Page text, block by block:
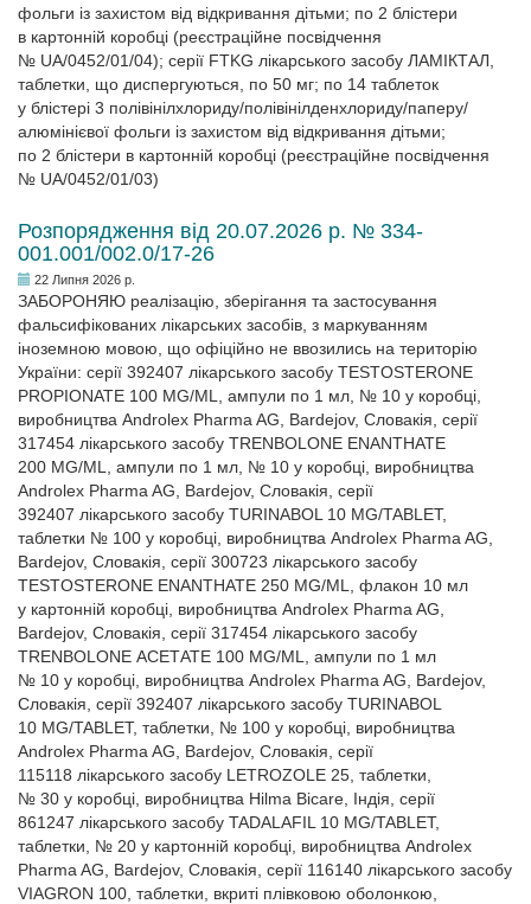
фольги із захистом від відкривання дітьми; по 2 блістери
в картонній коробці (реєстраційне посвідчення
№ UA/0452/01/04); серії FTKG лікарського засобу ЛАМІКТАЛ,
таблетки, що диспергуються, по 50 мг; по 14 таблеток
у блістері 3 полівінілхлориду/полівінілденхлориду/паперу/
алюмінієвої фольги із захистом від відкривання дітьми;
по 2 блістери в картонній коробці (реєстраційне посвідчення
№ UA/0452/01/03)
Розпорядження від 20.07.2026 р. № 334-
001.001/002.0/17-26
22 Липня 2026 р.
ЗАБОРОНЯЮ реалізацію, зберігання та застосування
фальсифікованих лікарських засобів, з маркуванням
іноземною мовою, що офіційно не ввозились на територію
України: серії 392407 лікарського засобу TESTOSTERONE
PROPIONATE 100 MG/ML, ампули по 1 мл, № 10 у коробці,
виробництва Androlex Pharma AG, Bardejov, Словакія, серії
317454 лікарського засобу TRENBOLONE ENANTHATE
200 MG/ML, ампули по 1 мл, № 10 у коробці, виробництва
Androlex Pharma AG, Bardejov, Словакія, серії
392407 лікарського засобу TURINABOL 10 MG/TABLET,
таблетки № 100 у коробці, виробництва Androlex Pharma AG,
Bardejov, Словакія, серії 300723 лікарського засобу
TESTOSTERONE ENANTHATЕ 250 MG/ML, флакон 10 мл
у картонній коробці, виробництва Androlex Pharma AG,
Bardejov, Словакія, серії 317454 лікарського засобу
TRENBOLONE АСЕТАТЕ 100 MG/ML, ампули по 1 мл
№ 10 у коробці, виробництва Androlex Pharma AG, Bardejov,
Словакія, серії 392407 лікарського засобу TURINABOL
10 MG/TABLET, таблетки, № 100 у коробці, виробництва
Androlex Pharma AG, Bardejov, Словакія, серії
115118 лікарського засобу LETROZOLE 25, таблетки,
№ 30 у коробці, виробництва Hilma Bicare, Індія, серії
861247 лікарського засобу TADALAFIL 10 MG/TABLET,
таблетки, № 20 у картонній коробці, виробництва Androlex
Pharma AG, Bardejov, Словакія, серії 116140 лікарського засобу
VIAGRON 100, таблетки, вкриті плівковою оболонкою,